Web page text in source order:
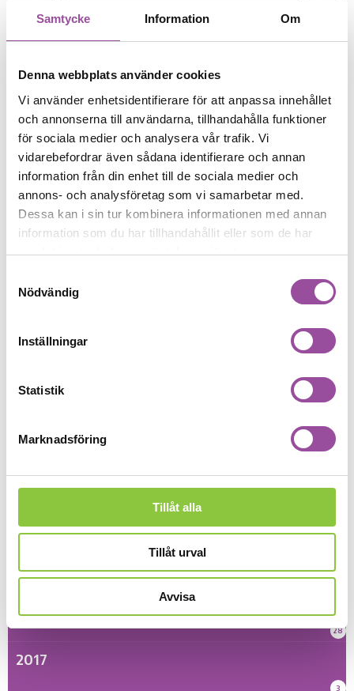
Samtycke Information Om
Denna webbplats använder cookies
Vi använder enhetsidentifierare för att anpassa innehållet
och annonserna till användarna, tillhandahålla funktioner
för sociala medier och analysera vår trafik. Vi
vidarebefordrar även sådana identifierare och annan
information från din enhet till de sociala medier och
annons- och analysföretag som vi samarbetar med.
Dessa kan i sin tur kombinera informationen med annan
information som du har tillhandahållit eller som de har
samlat in när du har använt deras tjänster.
Nödvändig
Inställningar
Statistik
Marknadsföring
Tillåt alla
Tillåt urval
Avvisa
Nyhetsarkiv
2026
2025
2024
5
2020
15
28
2017
3